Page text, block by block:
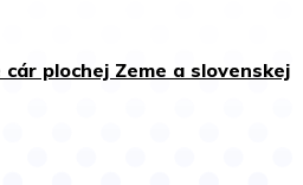
plochej Zeme a slovenskej